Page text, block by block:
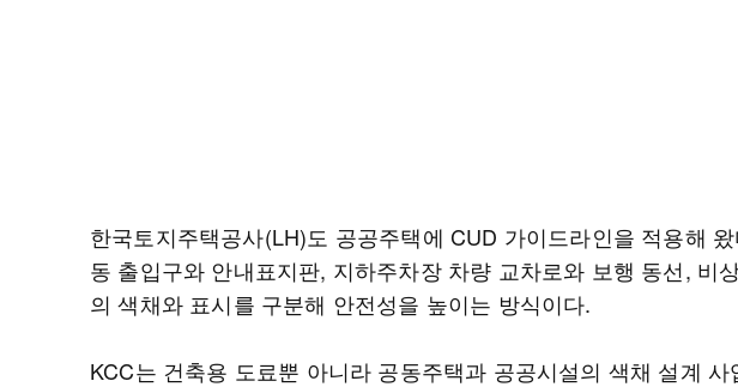
한국토지주택공사(LH)도 공공주택에 CUD 가이드라인을 적용해
동 출입구와 안내표지판, 지하주차장 차량 교차로와 보행 동선, 비
의 색채와 표시를 구분해 안전성을 높이는 방식이다.
KCC는 건축용 도료뿐 아니라 공동주택과 공공시설의 색채 설계 사